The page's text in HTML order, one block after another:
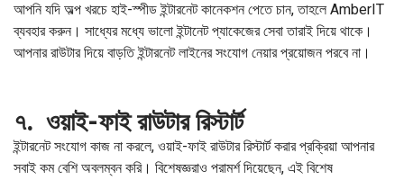
আপনি যদি অল্প খরচে হাই-স্পীড ইন্টারনেট কানেকশন পেতে চান, তাহলে AmberIT
ব্যবহার করুন। সাধ্যের মধ্যে ভালো ইন্টানেট প্যাকেজের সেবা তারাই দিয়ে থাকে।
আপনার রাউটার দিয়ে বাড়তি ইন্টারনেট লাইনের সংযোগ নেয়ার প্রয়োজন পরবে না।
৭. ওয়াই-ফাই রাউটার রিস্টার্ট
ইন্টারনেট সংযোগ কাজ না করলে, ওয়াই-ফাই রাউটার রিস্টার্ট করার প্রক্রিয়া আপনার
সবাই কম বেশি অবলম্বন করি। বিশেষজ্ঞরাও পরামর্শ দিয়েছেন, এই বিশেষ